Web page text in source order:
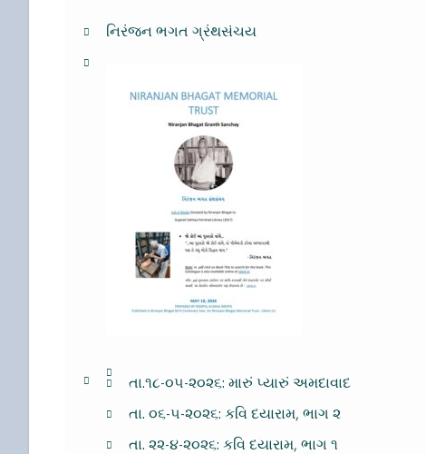
નિરંજન ભગત ગ્રંથસંચય
તા.૧૮-૦૫-૨૦૨૬: મારું પ્યારું અમદાવાદ
તા. ૦૬-૫-૨૦૨૬: કવિ દયારામ, ભાગ ૨
તા. ૨૨-૪-૨૦૨૬: કવિ દયારામ, ભાગ ૧